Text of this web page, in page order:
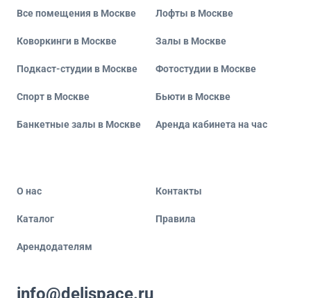
Все помещения в Москве Лофты в Москве
Коворкинги в Москве Залы в Москве
Подкаст-студии в Москве Фотостудии в Москве
Спорт в Москве Бьюти в Москве
Банкетные залы в Москве Аренда кабинета на час
О нас Контакты
Каталог Правила
Арендодателям
info@delispace.ru